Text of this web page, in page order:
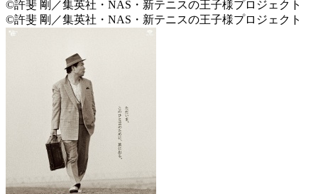
©許斐 剛／集英社・NAS・新テニスの王子様プロジェクト
©許斐 剛／集英社・NAS・新テニスの王子様プロジェクト